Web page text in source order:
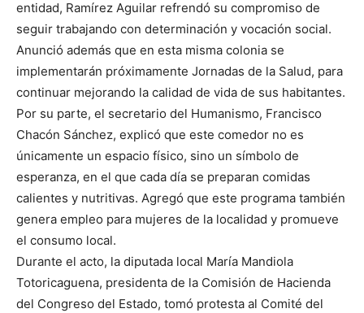
entidad, Ramírez Aguilar refrendó su compromiso de
seguir trabajando con determinación y vocación social.
Anunció además que en esta misma colonia se
implementarán próximamente Jornadas de la Salud, para
continuar mejorando la calidad de vida de sus habitantes.
Por su parte, el secretario del Humanismo, Francisco
Chacón Sánchez, explicó que este comedor no es
únicamente un espacio físico, sino un símbolo de
esperanza, en el que cada día se preparan comidas
calientes y nutritivas. Agregó que este programa también
genera empleo para mujeres de la localidad y promueve
el consumo local.
Durante el acto, la diputada local María Mandiola
Totoricaguena, presidenta de la Comisión de Hacienda
del Congreso del Estado, tomó protesta al Comité del